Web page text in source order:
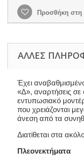
Προσθήκη στη
ΆΛΛΕΣ
Έχει
«Δ», αναρτήσεις σε
εντυπωσιακό
που χρειάζονται
άνεση από τα
Διατίθεται στα
Πλεονεκτήματα